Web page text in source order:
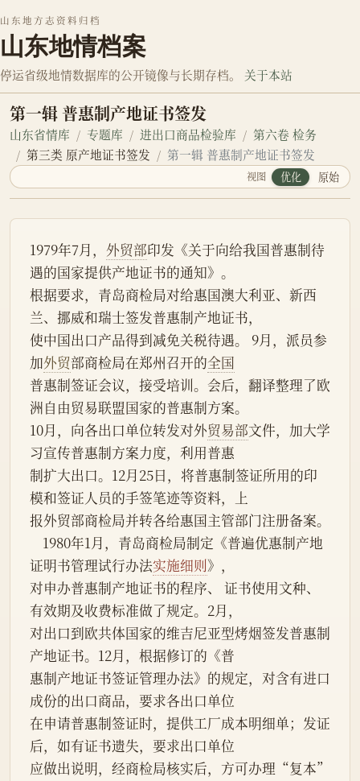
山东地方志资料归档
山东地情档案
停运省级地情数据库的公开镜像与长期存档。 关于本站
第一辑 普惠制产地证书签发
山东省情库 专题库 进出口商品检验库
第六卷 检务
第三类 原产地证书签发
第一辑 普惠制产地证书签发
视图 优化 原始
1979年7月， 外贸部印发《关于向给我国普惠制待
遇的国家提供产地证书的通知》。
根据要求，青岛商检局对给惠国澳大利亚、新西
兰、挪威和瑞士签发普惠制产地证书，
使中国出口产品得到减免关税待遇。 9月，派员参
加外贸部商检局在郑州召开的全国
普惠制签证会议，接受培训。会后，翻译整理了欧
洲自由贸易联盟国家的普惠制方案。
10月，向各出口单位转发对外贸易部文件，加大学
习宣传普惠制方案力度，利用普惠
制扩大出口。12月25日，将普惠制签证所用的印
模和签证人员的手签笔迹等资料，上
报外贸部商检局并转各给惠国主管部门注册备案。
证明书管理试行办法实施细则》，
对申办普惠制产地证书的程序、 证书使用文种、
有效期及收费标准做了规定。2月，
对出口到欧共体国家的维吉尼亚型烤烟签发普惠制
产地证书。12月，根据修订的《普
惠制产地证书签证管理办法》的规定，对含有进口
成份的出口商品，要求各出口单位
在申请普惠制签证时，提供工厂成本明细单；发证
后，如有证书遗失，要求出口单位
应做出说明，经商检局核实后，方可办理“复本”